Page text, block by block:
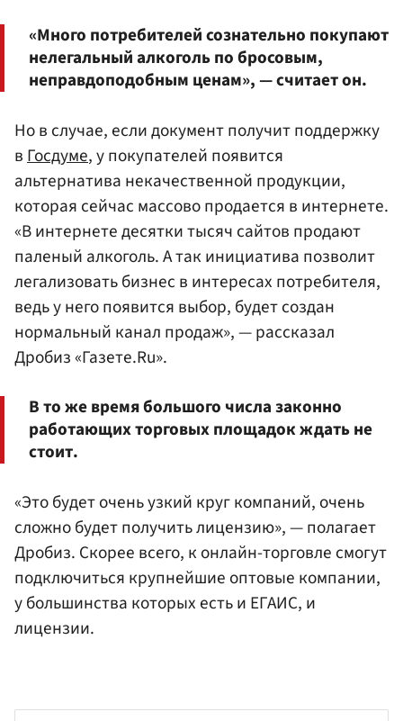
«Много потребителей сознательно покупают
нелегальный алкоголь по бросовым,
неправдоподобным ценам», — считает он.
Но в случае, если документ получит поддержку
вГосдуме, у покупателей появится
альтернатива некачественной продукции,
которая сейчас массово продается в интернете.
«В интернете десятки тысяч сайтов продают
паленый алкоголь. А так инициатива позволит
легализовать бизнес в интересах потребителя,
ведь у него появится выбор, будет создан
нормальный канал продаж», — рассказал
Дробиз «Газете.Ru».
В то же время большого числа законно
работающих торговых площадок ждать не
стоит.
«Это будет очень узкий круг компаний, очень
сложно будет получить лицензию», — полагает
Дробиз. Скорее всего, к онлайн-торговле смогут
подключиться крупнейшие оптовые компании,
у большинства которых есть и ЕГАИС, и
лицензии.